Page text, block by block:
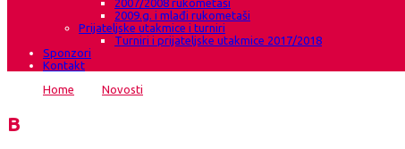
2007/2008 rukometaši
2009.g. i mlađi rukometaši
Prijateljske utakmice i turniri
Turniri i prijateljske utakmice 2017/2018
Sponzori
Kontakt
Home
Novosti